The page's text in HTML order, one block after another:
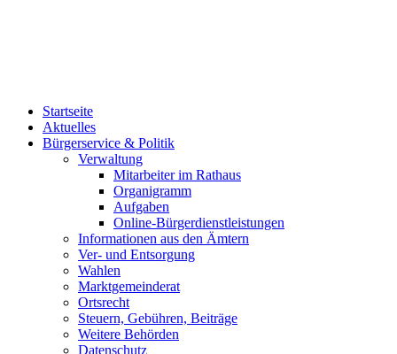
Startseite
Aktuelles
Bürgerservice & Politik
Verwaltung
Mitarbeiter im Rathaus
Organigramm
Aufgaben
Online-Bürgerdienstleistungen
Informationen aus den Ämtern
Ver- und Entsorgung
Wahlen
Marktgemeinderat
Ortsrecht
Steuern, Gebühren, Beiträge
Weitere Behörden
Datenschutz